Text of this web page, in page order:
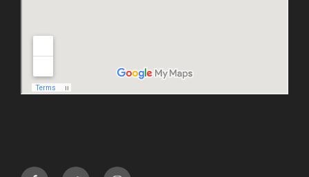
facebook twitter instagram